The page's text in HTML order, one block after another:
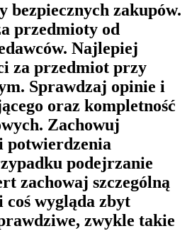
bezpiecznych zakupów.
przedmioty od
Najlepiej
za przedmiot przy
Sprawdzaj opinie i
oraz kompletność
Zachowuj
potwierdzenia
podejrzanie
zachowaj szczególną
coś wygląda zbyt
zwykle takie